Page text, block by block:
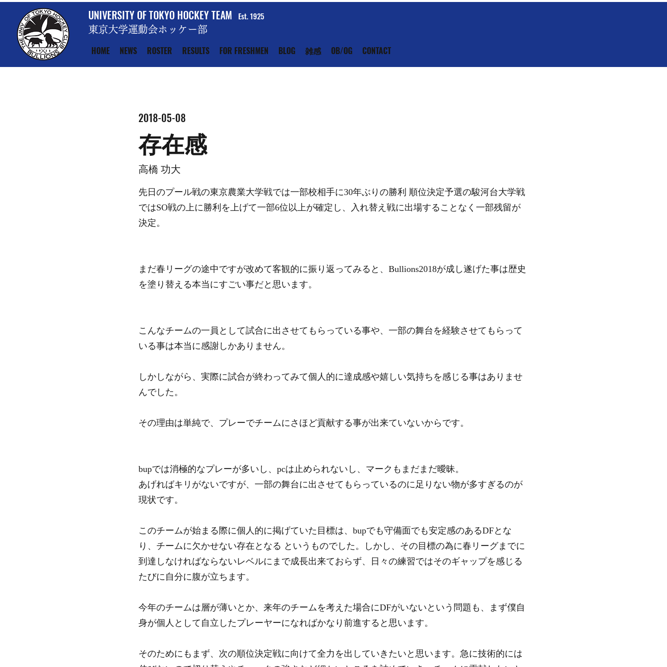
UNIVERSITY OF TOKYO HOCKEY TEAM
東京大学運動会ホッケー部
Est. 1925
HOME NEWS ROSTER RESULTS FOR FRESHMEN BLOG 雑感 OB/OG CONTACT
2018-05-08
存在感
高橋 功大
先日のプール戦の東京農業大学戦では一部校相手に30年ぶりの勝利 順位決定予選の駿河台大学戦
ではSO戦の上に勝利を上げて一部6位以上が確定し、入れ替え戦に出場することなく一部残留が
決定。
まだ春リーグの途中ですが改めて客観的に振り返ってみると、Bullions2018が成し遂げた事は歴史
を塗り替える本当にすごい事だと思います。
こんなチームの一員として試合に出させてもらっている事や、一部の舞台を経験させてもらって
いる事は本当に感謝しかありません。
しかしながら、実際に試合が終わってみて個人的に達成感や嬉しい気持ちを感じる事はありませ
んでした。
その理由は単純で、プレーでチームにさほど貢献する事が出来ていないからです。
bupでは消極的なプレーが多いし、pcは止められないし、マークもまだまだ曖昧。
あげればキリがないですが、一部の舞台に出させてもらっているのに足りない物が多すぎるのが
現状です。
このチームが始まる際に個人的に掲げていた目標は、bupでも守備面でも安定感のあるDFとな
り、チームに欠かせない存在となる というものでした。しかし、その目標の為に春リーグまでに
到達しなければならないレベルにまで成長出来ておらず、日々の練習ではそのギャップを感じる
たびに自分に腹が立ちます。
今年のチームは層が薄いとか、来年のチームを考えた場合にDFがいないという問題も、まず僕自
身が個人として自立したプレーヤーになればかなり前進すると思います。
そのためにもまず、次の順位決定戦に向けて全力を出していきたいと思います。急に技術的には